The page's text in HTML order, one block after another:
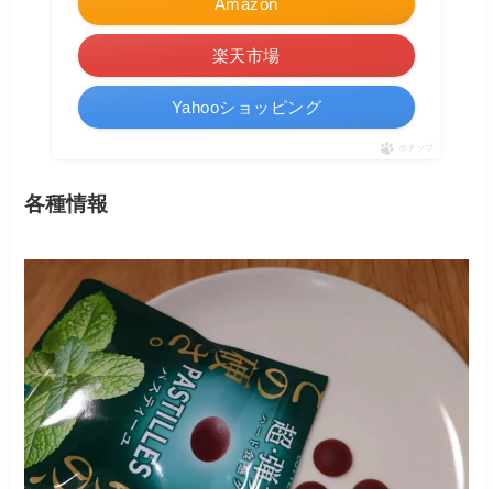
楽天市場
Yahooショッピング
ポチップ
各種情報